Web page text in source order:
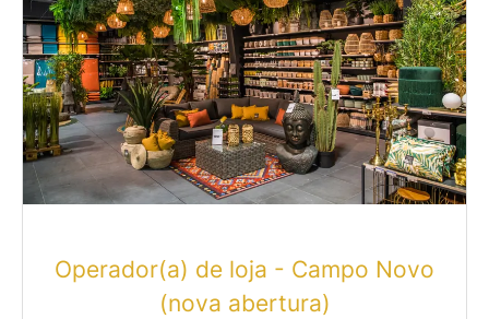
Operador(a) de loja - Campo Novo
(nova abertura)